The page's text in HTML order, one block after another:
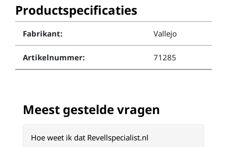
Productspecificaties
Fabrikant: Vallejo
Artikelnummer: 71285
Meest gestelde vragen
Hoe weet ik dat Revellspecialist.nl